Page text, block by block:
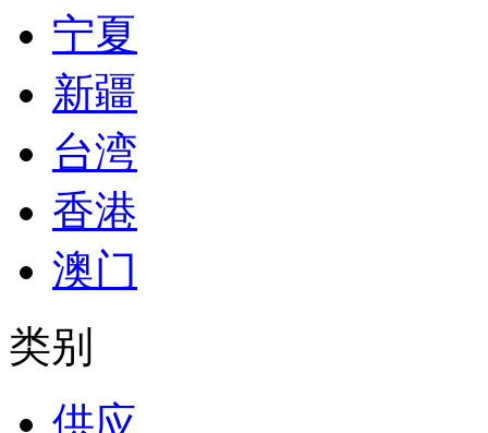
宁夏
新疆
台湾
香港
澳门
类别
供应